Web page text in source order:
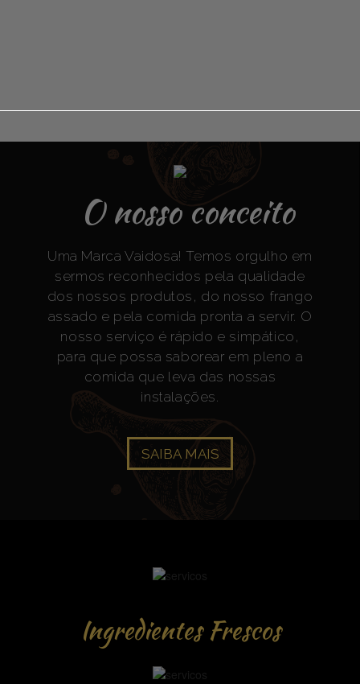
O nosso conceito
Uma Marca Vaidosa! Temos orgulho em
sermos reconhecidos pela qualidade
dos nossos produtos, do nosso frango
assado e pela comida pronta a servir. O
nosso serviço é rápido e simpático,
para que possa saborear em pleno a
comida que leva das nossas
instalações.
SAIBA MAIS
Ingredientes Frescos